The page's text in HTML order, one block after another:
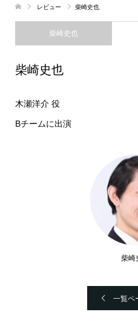
レビュー 柴崎史也
柴崎史也
柴崎史也
木瀬洋介 役
Bチームに出演
柴崎
一覧ペ